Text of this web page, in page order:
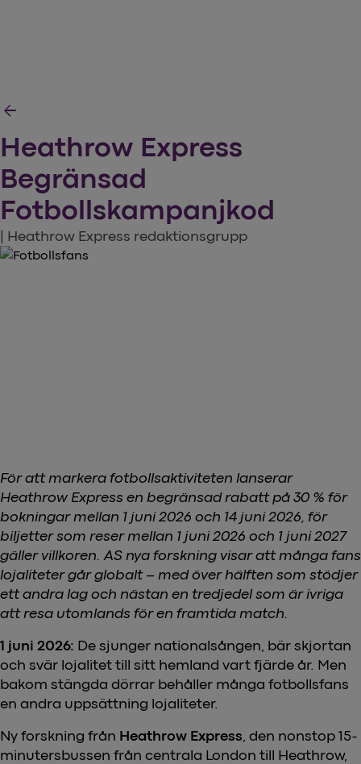
arrow_back
Heathrow Express
Begränsad
Fotbollskampanjkod
| Heathrow Express redaktionsgrupp
För att markera fotbollsaktiviteten lanserar
Heathrow Express en begränsad rabatt på 30 % för
bokningar mellan 1 juni 2026 och 14 juni 2026, för
biljetter som reser mellan 1 juni 2026 och 1 juni 2027
gäller villkoren. AS nya forskning visar att många fans
lojaliteter går globalt – med över hälften som stödjer
ett andra lag och nästan en tredjedel som är ivriga
att resa utomlands för en framtida match.
1 juni 2026: De sjunger nationalsången, bär skjortan
och svär lojalitet till sitt hemland vart fjärde år. Men
bakom stängda dörrar behåller många fotbollsfans
en andra uppsättning lojaliteter.
Ny forskning från Heathrow Express, den nonstop 15-
minutersbussen från centrala London till Heathrow,